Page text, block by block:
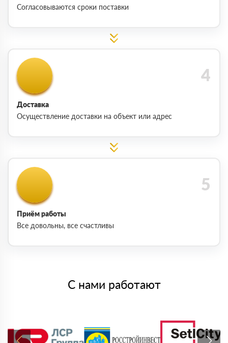
Согласовываются сроки поставки
Доставка
Осуществление доставки на объект или адрес
Приём работы
Все довольны, все счастливы
С нами работают